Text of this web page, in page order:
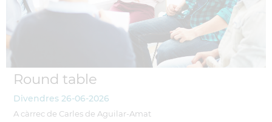
Round table
Divendres 26-06-2026
A càrrec de Carles de Aguilar-Amat